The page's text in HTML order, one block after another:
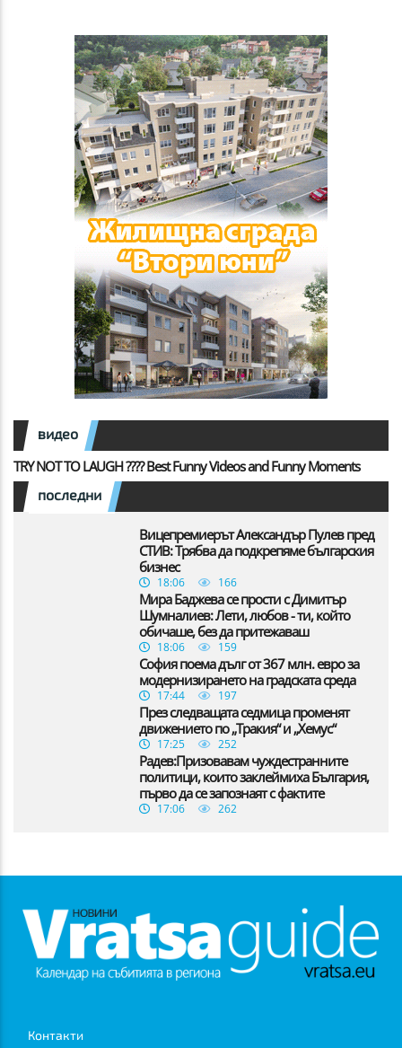
видео
TRY NOT TO LAUGH ???? Best Funny Videos and Funny Moments
последни
Вицепремиерът Александър Пулев пред
СТИВ: Трябва да подкрепяме българския
бизнес
18:06 166
Мира Баджева се прости с Димитър
Шумналиев: Лети, любов - ти, който
обичаше, без да притежаваш
18:06 159
София поема дълг от 367 млн. евро за
модернизирането на градската среда
17:44 197
През следващата седмица променят
движението по „Тракия“ и „Хемус“
17:25 252
Радев:Призовавам чуждестранните
политици, които заклеймиха България,
първо да се запознаят с фактите
17:06 262
Контакти